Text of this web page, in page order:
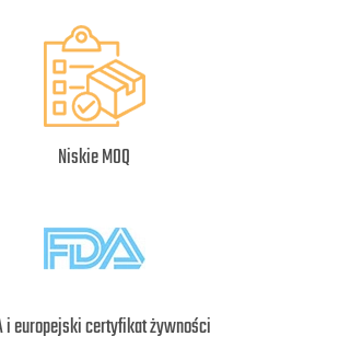
Niskie MOQ
i europejski certyfikat żywności